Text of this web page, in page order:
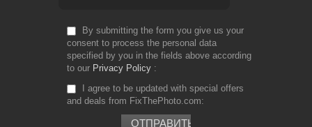
By submitting the form you give us your
consent to process the personal data
specified by you in the fields above according
to our Privacy Policy
I agree to be updated with special offers
and deals from FixThePhoto.com